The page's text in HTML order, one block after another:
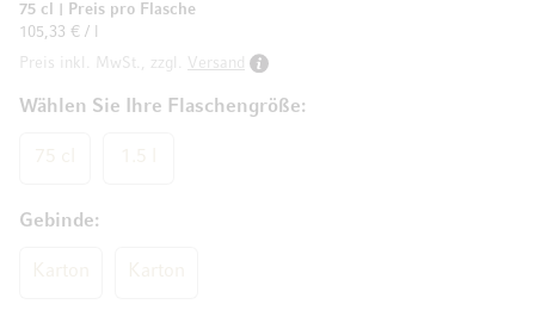
Wählen Sie Ihre Flaschengröße
Gebinde
75 cl
Preis pro Flasche
105,33 € / l
Preis inkl. MwSt., zzgl.
Versand